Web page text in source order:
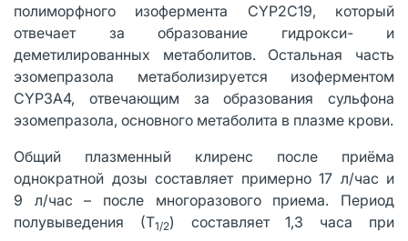
полиморфного изофермента CYP2C19, который
отвечает за образование гидрокси- и
деметилированных метаболитов. Остальная часть
эзомепразола метаболизируется изоферментом
CYP3A4, отвечающим за образования сульфона
эзомепразола, основного метаболита в плазме крови.
Общий плазменный клиренс после приёма
однократной дозы составляет примерно 17 л/час и
9 л/час – после многоразового приема. Период
полувыведения (Т1/2) составляет 1,3 часа при